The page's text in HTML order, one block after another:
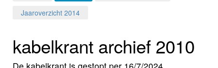
Programma's
Jaaroverzicht 2014
kabelkrant archief 2010